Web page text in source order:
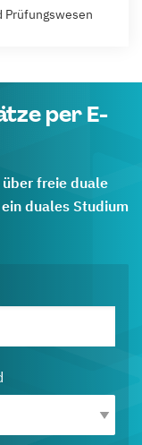
per E-
freie duale
duales Studium